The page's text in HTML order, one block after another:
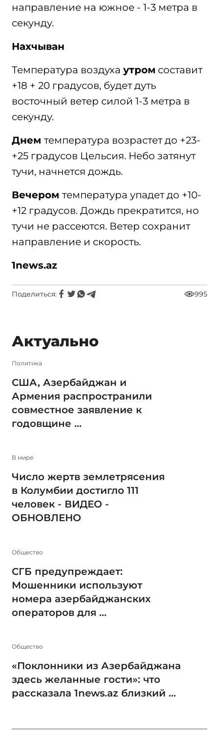
направление на южное - 1-3 метра в
секунду.
Нахчыван
Температура воздуха утром составит
+18 + 20 градусов, будет дуть
восточный ветер силой 1-3 метра в
секунду.
Днем температура возрастет до +23-
+25 градусов Цельсия. Небо затянут
тучи, начнется дождь.
Вечером температура упадет до +10-
+12 градусов. Дождь прекратится, но
тучи не рассеются. Ветер сохранит
направление и скорость.
1news.az
Поделиться: 995
Актуально
Политика
США, Азербайджан и
Армения распространили
совместное заявление к
годовщине ...
В мире
Число жертв землетрясения
в Колумбии достигло 111
человек - ВИДЕО -
ОБНОВЛЕНО
Общество
СГБ предупреждает:
Мошенники используют
номера азербайджанских
операторов для ...
Общество
«Поклонники из Азербайджана
здесь желанные гости»: что
рассказала 1news.az близкий ...